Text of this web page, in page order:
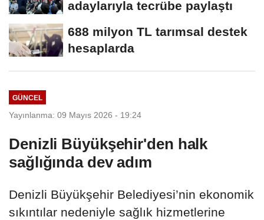
adaylarıyla tecrübe paylaştı
688 milyon TL tarımsal destek
hesaplarda
GÜNCEL
Yayınlanma: 09 Mayıs 2026 - 19:24
Denizli Büyükşehir'den halk
sağlığında dev adım
Denizli Büyükşehir Belediyesi’nin ekonomik
sıkıntılar nedeniyle sağlık hizmetlerine